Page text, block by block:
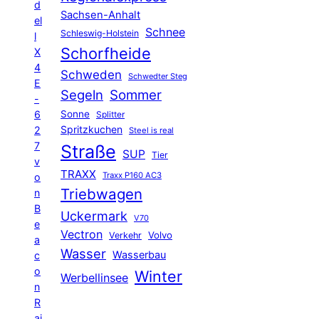
d
el
l
X
4
E
-
6
2
7
v
o
n
B
e
a
c
o
n
R
Sachsen-Anhalt
Schleswig-Holstein Schnee
Schorfheide
Schweden Schwedter Steg
Segeln Sommer
Sonne Splitter
Spritzkuchen Steel is real
Straße SUP Tier
TRAXX Traxx P160 AC3
Triebwagen
Uckermark V70
Vectron Verkehr Volvo
Wasser Wasserbau
Werbellinsee Winter